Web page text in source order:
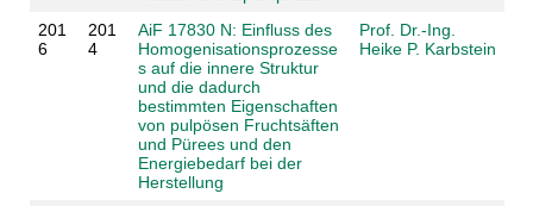
201
6
201
4
AiF 17830 N: Einfluss des
Homogenisationsprozesse
s auf die innere Struktur
und die dadurch
bestimmten Eigenschaften
von pulpösen Fruchtsäften
und Pürees und den
Energiebedarf bei der
Herstellung
Prof. Dr.-Ing.
Heike P. Karbstein